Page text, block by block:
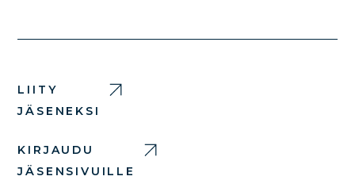
LIITY
JÄSENEKSI
KIRJAUDU
JÄSENSIVUILLE